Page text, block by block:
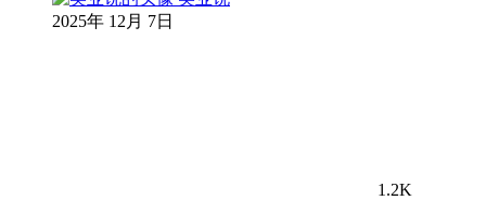
2025年 12月 7日
1.2K